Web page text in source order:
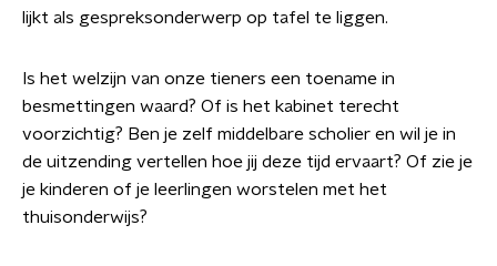
lijkt als gespreksonderwerp op tafel te liggen.
Is het welzijn van onze tieners een toename in
besmettingen waard? Of is het kabinet terecht
voorzichtig? Ben je zelf middelbare scholier en wil je in
de uitzending vertellen hoe jij deze tijd ervaart? Of zie je
je kinderen of je leerlingen worstelen met het
thuisonderwijs?